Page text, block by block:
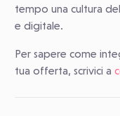
tempo una cultura
e digitale.
Per sapere come
tua offerta, scrivici a